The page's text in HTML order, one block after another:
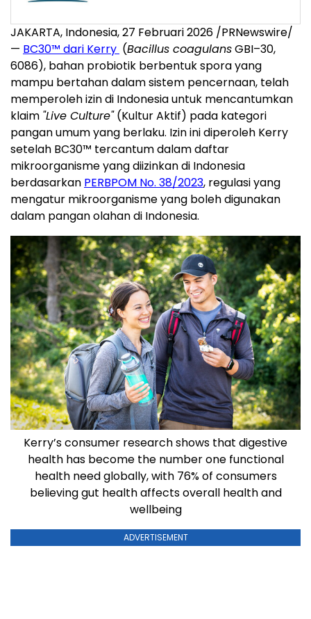
JAKARTA, Indonesia, 27 Februari 2026 /PRNewswire/
— BC30™ dari Kerry (Bacillus coagulansGBI–30,
6086), bahan probiotik berbentuk spora yang
mampu bertahan dalam sistem pencernaan, telah
memperoleh izin di Indonesia untuk mencantumkan
klaim "Live Culture"(Kultur Aktif) pada kategori
pangan umum yang berlaku. Izin ini diperoleh Kerry
setelah BC30™ tercantum dalam daftar
mikroorganisme yang diizinkan di Indonesia
berdasarkan PERBPOM No. 38/2023, regulasi yang
mengatur mikroorganisme yang boleh digunakan
dalam pangan olahan di Indonesia.
Kerry’s consumer research shows that digestive
health has become the number one functional
health need globally, with 76% of consumers
believing gut health affects overall health and
wellbeing
ADVERTISEMENT